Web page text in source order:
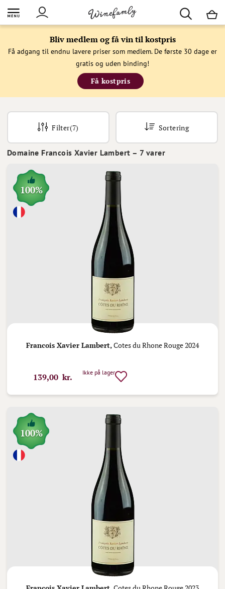
Bliv medlem og få vin til kostpris
Få adgang til endnu lavere priser som medlem. De første 30 dage er
gratis og uden binding!
Få kostpris
Domaine Francois Xavier Lambert – 7 varer
Filter(7) Sortering
100%
Francois Xavier Lambert, Cotes du Rhone Rouge 2024
139,00 kr. Ikke på lager
100%